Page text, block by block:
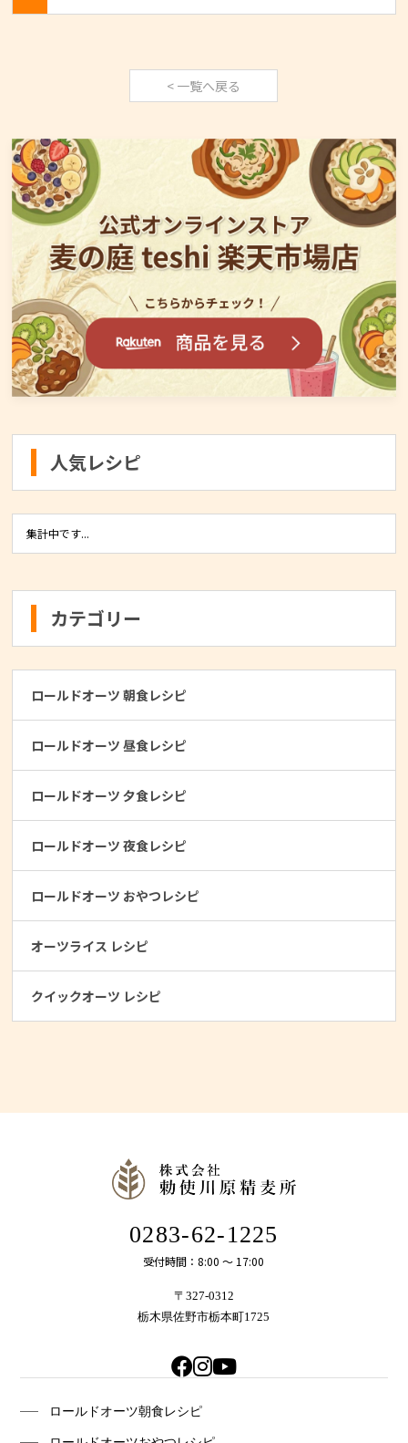
< 一覧へ戻る
人気レシピ
集計中です...
カテゴリー
ロールドオーツ 朝食レシピ
ロールドオーツ 昼食レシピ
ロールドオーツ 夕食レシピ
ロールドオーツ 夜食レシピ
ロールドオーツ おやつレシピ
オーツライス レシピ
クイックオーツ レシピ
0283-62-1225
受付時間：8:00 〜 17:00
〒327-0312
栃木県佐野市栃本町1725
ロールドオーツ朝食レシピ